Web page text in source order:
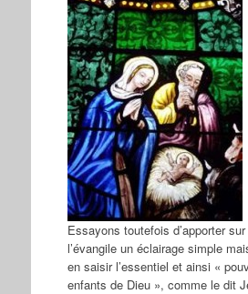
Essayons toutefois d’apporter
l’évangile un éclairage simple
en saisir l’essentiel et ainsi «
enfants de Dieu », comme le dit